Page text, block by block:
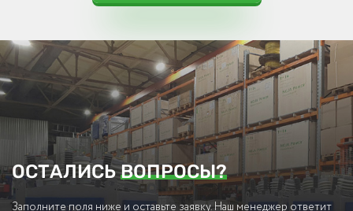
ОСТАЛИСЬВОПРОСЫ?
Заполните поля ниже и оставьте заявку. Наш менеджер ответит